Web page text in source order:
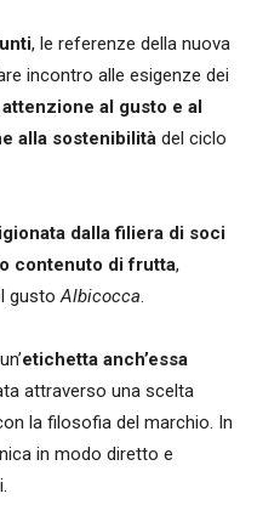
, le referenze della nuova
incontro alle esigenze dei
attenzione al gusto e al
alla sostenibilità del ciclo
dalla filiera di soci
contenuto di frutta,
gustoAlbicocca.
etichetta anch’essa
attraverso una scelta
la filosofia del marchio. In
in modo diretto e